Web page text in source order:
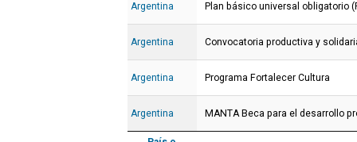
Argentina Plan básico universal obligatorio
Argentina Convocatoria productiva y
Argentina Programa Fortalecer Cultura
Argentina MANTA Beca para el desarrollo